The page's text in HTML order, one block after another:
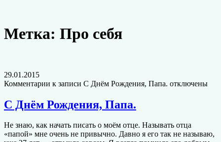
Метка: Про себя
29.01.2015
Комментарии к записи С Днём Рождения, Папа. отключены
С Днём Рождения, Папа.
Не знаю, как начать писать о моём отце. Называть отца
«папой» мне очень не привычно. Давно я его так не называю,